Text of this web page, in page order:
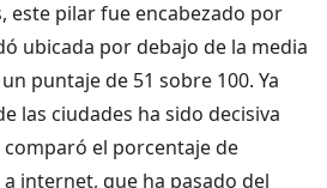
este pilar fue encabezado por
ubicada por debajo de la media
puntaje de 51 sobre 100. Ya
las ciudades ha sido decisiva
el porcentaje de
internet, que ha pasado del